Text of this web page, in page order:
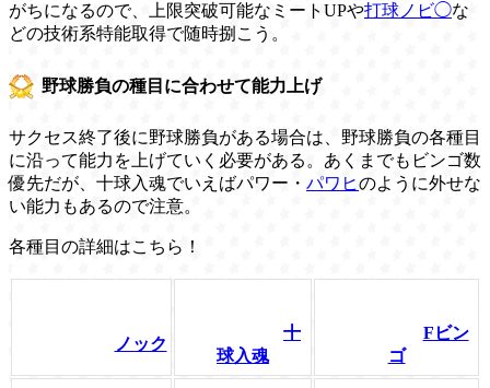
がちになるので、上限突破可能なミートUPや打球ノビ◯な
どの技術系特能取得で随時捌こう。
野球勝負の種目に合わせて能力上げ
サクセス終了後に野球勝負がある場合は、野球勝負の各種目
に沿って能力を上げていく必要がある。あくまでもビンゴ数
優先だが、十球入魂でいえばパワー・ パワヒのように外せな
い能力もあるので注意。
各種目の詳細はこちら！
ノック
十
球入魂
Fビン
ゴ